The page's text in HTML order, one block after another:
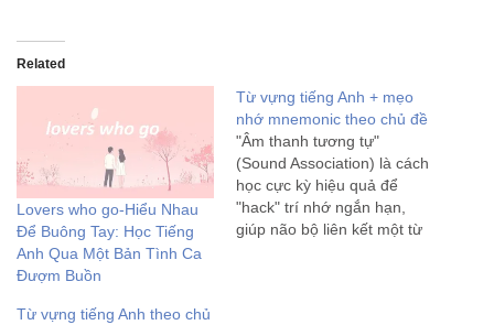
Related
Lovers who go-Hiểu Nhau
Để Buông Tay: Học Tiếng
Anh Qua Một Bản Tình Ca
Đượm Buồn
Từ vựng tiếng Anh + mẹo
nhớ mnemonic theo chủ đề
"Âm thanh tương tự"
(Sound Association) là cách
học cực kỳ hiệu quả để
"hack" trí nhớ ngắn hạn,
giúp não bộ liên kết một từ
Từ vựng tiếng Anh theo chủ